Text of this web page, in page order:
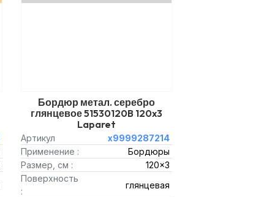
Бордюр метал. серебро
глянцевое 51530120B 120x3
Laparet
Артикул
х9999287214
Применение :
Бордюры
Размер, см :
120x3
Поверхность
:
глянцевая